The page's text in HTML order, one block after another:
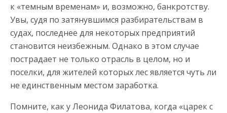
к «темным временам» и, возможно, банкротству.
Увы, судя по затянувшимся разбирательствам в
судах, последнее для некоторых предприятий
становится неизбежным. Однако в этом случае
пострадает не только отрасль в целом, но и
поселки, для жителей которых лес является чуть ли
не единственным местом заработка.
Помните, как у Леонида Филатова, когда «царек с